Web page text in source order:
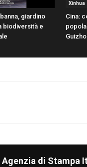
giardino
biodiversità e
Xinhua
Cina:
Agenzia di Stampa